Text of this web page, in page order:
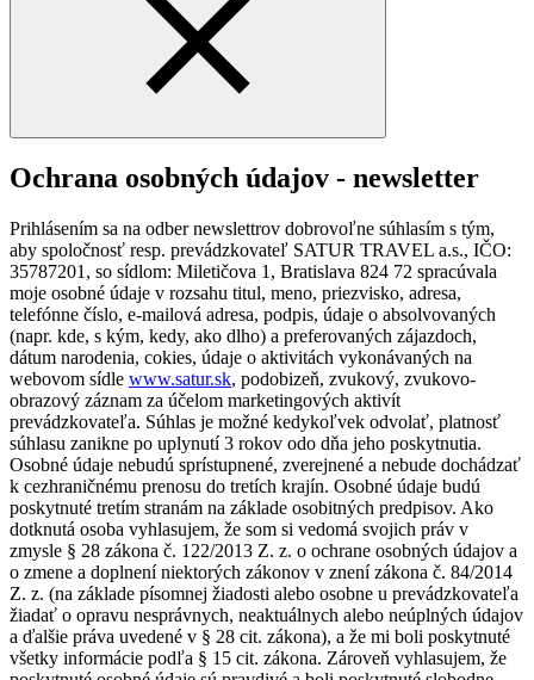
Ochrana osobných údajov - newsletter
Prihlásením sa na odber newslettrov dobrovoľne súhlasím s tým,
aby spoločnosť resp. prevádzkovateľ SATUR TRAVEL a.s., IČO:
35787201, so sídlom: Miletičova 1, Bratislava 824 72 spracúvala
moje osobné údaje v rozsahu titul, meno, priezvisko, adresa,
telefónne číslo, e-mailová adresa, podpis, údaje o absolvovaných
(napr. kde, s kým, kedy, ako dlho) a preferovaných zájazdoch,
dátum narodenia, cokies, údaje o aktivitách vykonávaných na
webovom sídle www.satur.sk, podobizeň, zvukový, zvukovo-
obrazový záznam za účelom marketingových aktivít
prevádzkovateľa. Súhlas je možné kedykoľvek odvolať, platnosť
súhlasu zanikne po uplynutí 3 rokov odo dňa jeho poskytnutia.
Osobné údaje nebudú sprístupnené, zverejnené a nebude dochádzať
k cezhraničnému prenosu do tretích krajín. Osobné údaje budú
poskytnuté tretím stranám na základe osobitných predpisov. Ako
dotknutá osoba vyhlasujem, že som si vedomá svojich práv v
zmysle § 28 zákona č. 122/2013 Z. z. o ochrane osobných údajov a
o zmene a doplnení niektorých zákonov v znení zákona č. 84/2014
Z. z. (na základe písomnej žiadosti alebo osobne u prevádzkovateľa
žiadať o opravu nesprávnych, neaktuálnych alebo neúplných údajov
a ďalšie práva uvedené v § 28 cit. zákona), a že mi boli poskytnuté
všetky informácie podľa § 15 cit. zákona. Zároveň vyhlasujem, že